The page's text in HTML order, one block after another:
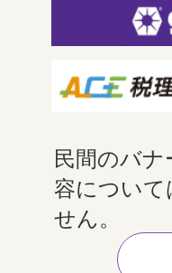
民間のバ
容につい
せん。